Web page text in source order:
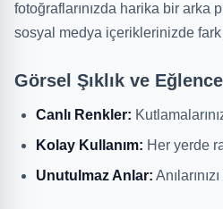
fotoğraflarınızda harika bir arka
sosyal medya içeriklerinizde fark
Görsel Şıklık ve Eğlence
Canlı Renkler:
Kolay Kullanım: Her yerde
Unutulmaz Anlar: